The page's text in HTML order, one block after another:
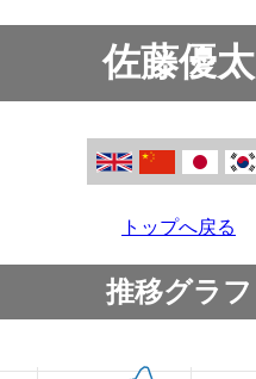
佐藤優太
トップへ戻る
推移グラフ